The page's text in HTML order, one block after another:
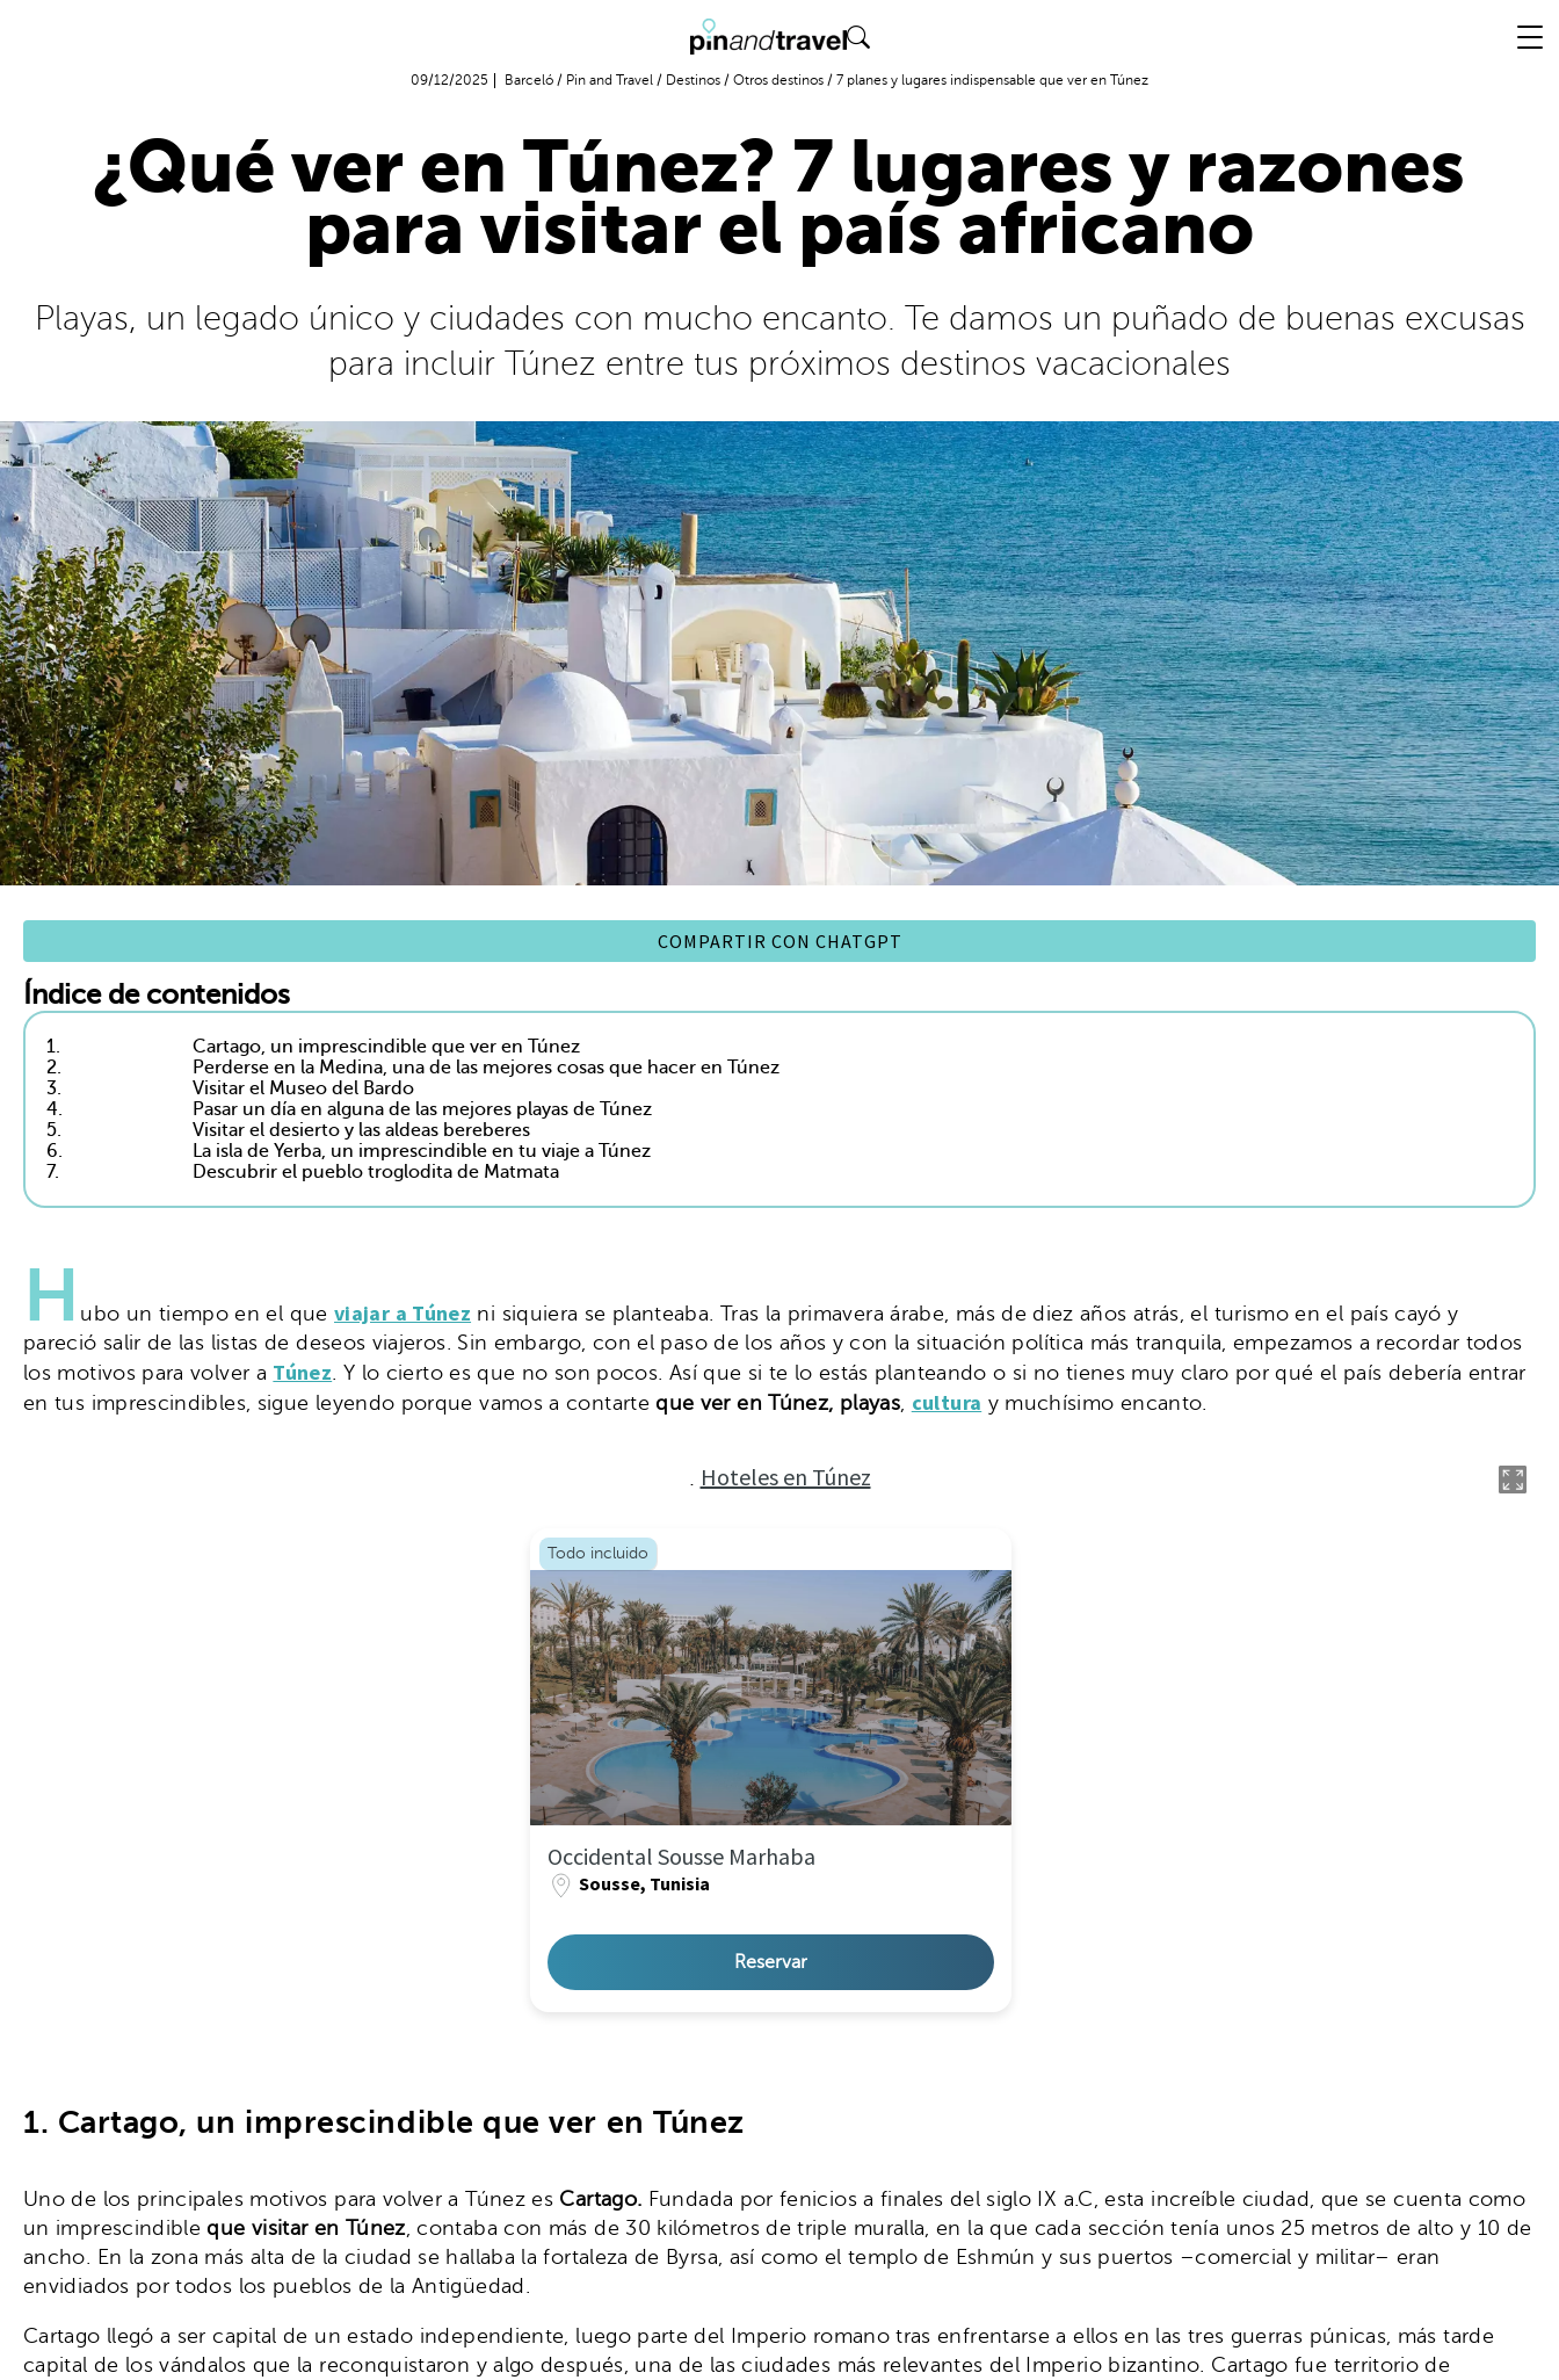
09/12/2025 Barceló / Pin and Travel / Destinos / Otros destinos / 7 planes y lugares indispensable que ver en Túnez
¿Qué ver en Túnez? 7 lugares y razones
para visitar el país africano
Playas, un legado único y ciudades con mucho encanto. Te damos un puñado de buenas excusas
para incluir Túnez entre tus próximos destinos vacacionales
COMPARTIR CON CHATGPT
Índice de contenidos
1.
Cartago, un imprescindible que ver en Túnez
2.
Perderse en la Medina, una de las mejores cosas que hacer en Túnez
3.
Visitar el Museo del Bardo
4.
Pasar un día en alguna de las mejores playas de Túnez
5.
Visitar el desierto y las aldeas bereberes
6.
La isla de Yerba, un imprescindible en tu viaje a Túnez
7.
Descubrir el pueblo troglodita de Matmata
H ubo un tiempo en el queviajar a Túnez ni siquiera se planteaba. Tras la primavera árabe, más de diez años atrás, el turismo en el país cayó y
pareció salir de las listas de deseos viajeros. Sin embargo, con el paso de los años y con la situación política más tranquila, empezamos a recordar todos
los motivos para volver a Túnez. Y lo cierto es que no son pocos. Así que si te lo estás planteando o si no tienes muy claro por qué el país debería entrar
en tus imprescindibles, sigue leyendo porque vamos a contarteque ver en Túnez, playas, cultura y muchísimo encanto.
. Hoteles en Túnez
Todo incluido
Occidental Sousse Marhaba
Sousse, Tunisia
Reservar
1. Cartago, un imprescindible que ver en Túnez
Uno de los principales motivos para volver a Túnez es Cartago. Fundada por fenicios a finales del siglo IX a.C, esta increíble ciudad, que se cuenta como
un imprescindibleque visitar en Túnez, contaba con más de 30 kilómetros de triple muralla, en la que cada sección tenía unos 25 metros de alto y 10 de
ancho. En la zona más alta de la ciudad se hallaba la fortaleza de Byrsa, así como el templo de Eshmún y sus puertos –comercial y militar– eran
envidiados por todos los pueblos de la Antigüedad.
Cartago llegó a ser capital de un estado independiente, luego parte del Imperio romano tras enfrentarse a ellos en las tres guerras púnicas, más tarde
capital de los vándalos que la reconquistaron y algo después, una de las ciudades más relevantes del Imperio bizantino. Cartago fue territorio de